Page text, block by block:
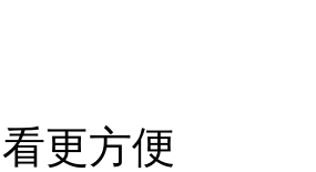
更方便